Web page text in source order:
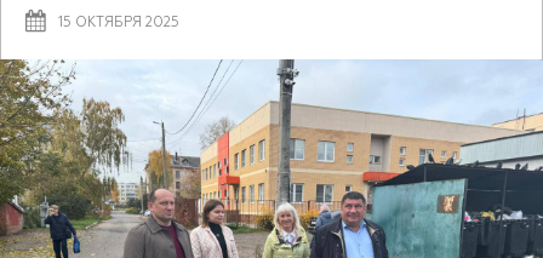
15 ОКТЯБРЯ 2025